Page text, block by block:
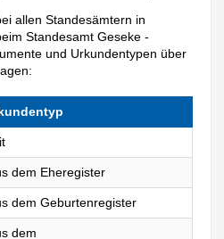
allen Standesämtern in
Standesamt Geseke -
und Urkundentypen über
dem Eheregister
dem Geburtenregister
dem